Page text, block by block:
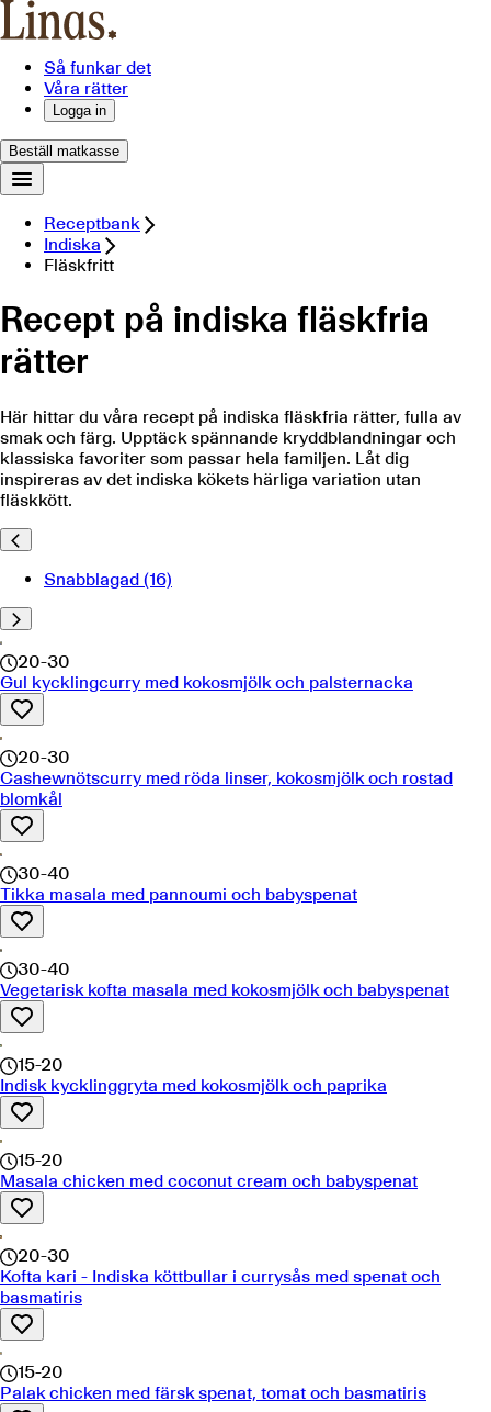
Så funkar det
Våra rätter
Logga in
Beställ matkasse
Receptbank
Indiska
Fläskfritt
Recept på indiska fläskfria
rätter
Här hittar du våra recept på indiska fläskfria rätter, fulla av
smak och färg. Upptäck spännande kryddblandningar och
klassiska favoriter som passar hela familjen. Låt dig
inspireras av det indiska kökets härliga variation utan
fläskkött.
Snabblagad (16)
20-30
Gul kycklingcurry med kokosmjölk och palsternacka
20-30
Cashewnötscurry med röda linser, kokosmjölk och rostad
blomkål
30-40
Tikka masala med pannoumi och babyspenat
30-40
Vegetarisk kofta masala med kokosmjölk och babyspenat
15-20
Indisk kycklinggryta med kokosmjölk och paprika
15-20
Masala chicken med coconut cream och babyspenat
20-30
Kofta kari - Indiska köttbullar i currysås med spenat och
basmatiris
15-20
Palak chicken med färsk spenat, tomat och basmatiris